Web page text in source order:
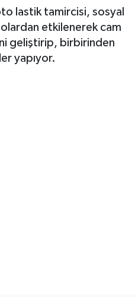
lastik tamircisi, sosyal
etkilenerek cam
geliştirip, birbirinden
yapıyor.